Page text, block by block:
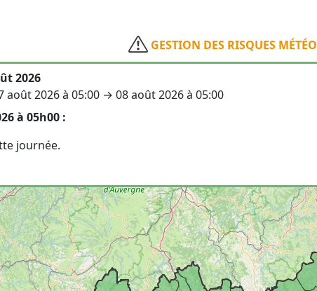
GESTION DES RISQUES MÉTÉO
2026
août 2026 à 05:00 → 08 août 2026 à 05:00
à 05h00 :
journée.